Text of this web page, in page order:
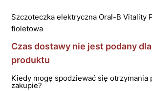
Szczoteczka elektryczna Oral-B Vitality
fioletowa
Czas dostawy nie jest podany
produktu
Kiedy mogę spodziewać się otrzymania
zakupie?